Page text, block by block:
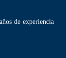
de experiencia